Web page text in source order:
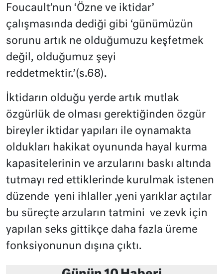
Foucault’nun ‘Özne ve iktidar’
çalışmasında dediği gibi ‘günümüzün
sorunu artık ne olduğumuzu keşfetmek
değil, olduğumuz şeyi
reddetmektir.’(s.68).
İktidarın olduğu yerde artık mutlak
özgürlük de olması gerektiğinden özgür
bireyler iktidar yapıları ile oynamakta
oldukları hakikat oyununda hayal kurma
kapasitelerinin ve arzularını baskı altında
tutmayı red ettiklerinde kurulmak istenen
düzende yeni ihlaller ,yeni yarıklar açtılar
bu süreçte arzuların tatmini ve zevk için
yapılan seks gittikçe daha fazla üreme
fonksiyonunun dışına çıktı.